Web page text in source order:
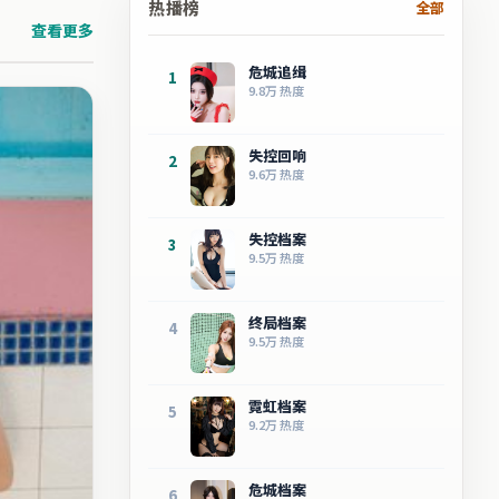
查看更多
热播榜 全部
1 危城追缉
9.8万热度
2 失控回响
9.6万热度
3 失控档案
9.5万热度
4 终局档案
9.5万热度
5 霓虹档案
9.2万热度
危城档案